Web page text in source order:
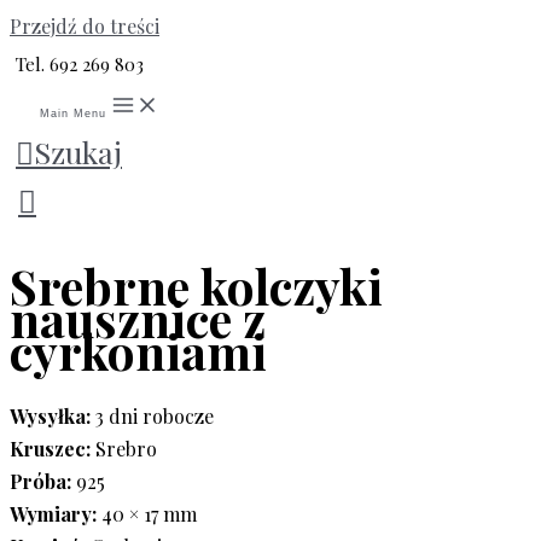
Przejdź do treści
Tel. 692 269 803
Main Menu
Szukaj
Strona główna
kolczyki nausznice z cyrkoniami
Srebrne kolczyki
nausznice z
cyrkoniami
Wysyłka:3 dni robocze
Kruszec: Srebro
Próba: 925
Wymiary: 40 × 17 mm